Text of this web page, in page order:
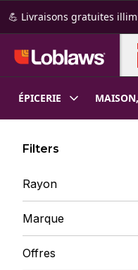
Passer au contenu principal
Passer au pied de page
💪 Livraisons gratuites
ÉPICERIE
Filters
Rayon
Marque
Offres